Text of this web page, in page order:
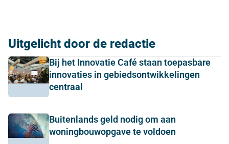
Uitgelicht door de redactie
Bij het Innovatie Café staan toepasbare
innovaties in gebiedsontwikkelingen
centraal
Buitenlands geld nodig om aan
woningbouwopgave te voldoen